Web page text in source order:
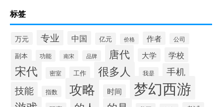
标签
万元 专业 中国 亿元 价格 作者 公司
副本 功能 南宋 品牌 唐代 大学 学校
宋代 密室 工作 很多人 我是
手机
技能
指数 攻略 时间 梦幻西游